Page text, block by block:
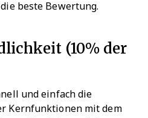
beste Bewertung.
(10% der
und einfach die
Kernfunktionen mit dem